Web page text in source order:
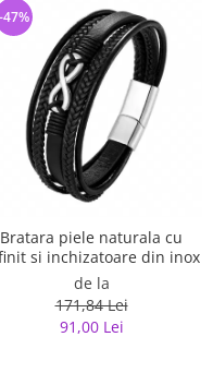
Bratara piele naturala cu
si inchizatoare din inox
de la
171,84 Lei
91,00 Lei
-47%